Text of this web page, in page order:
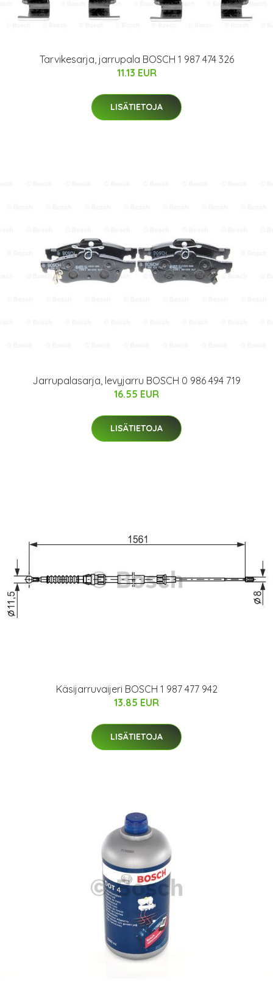
Tarvikesarja, jarrupala BOSCH 1 987 474 326
11.13 EUR
LISÄTIETOJA
Jarrupalasarja, levyjarru BOSCH 0 986 494 719
16.55 EUR
LISÄTIETOJA
Käsijarruvaijeri BOSCH 1 987 477 942
13.85 EUR
LISÄTIETOJA